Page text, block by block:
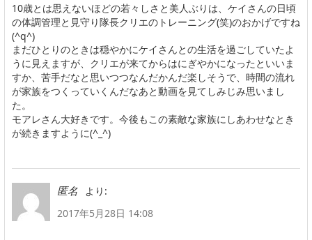
10歳とは思えないほどの若々しさと美人ぶりは、ケイさんの日頃
の体調管理と見守り隊長クリエのトレーニング(笑)のおかげですね
(^q^)
まだひとりのときは穏やかにケイさんとの生活を過ごしていたよ
うに見えますが、クリエが来てからはにぎやかになったといいま
すか、苦手だなと思いつつなんだかんだ楽しそうで、時間の流れ
が家族をつくっていくんだなあと動画を見てしみじみ思いまし
た。
モアレさん大好きです。今後もこの素敵な家族にしあわせなとき
が続きますように(^_^)
匿名
より:
2017年5月28日 14:08